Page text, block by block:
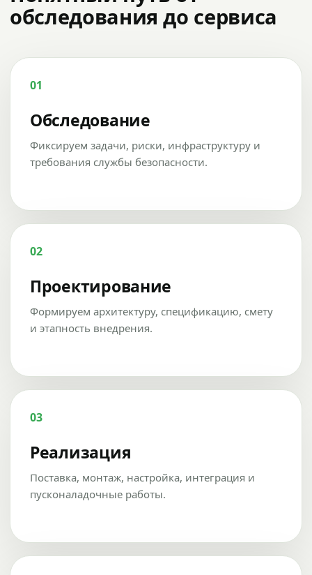
обследования до сервиса
01
Обследование
Фиксируем задачи, риски, инфраструктуру и
требования службы безопасности.
02
Проектирование
Формируем архитектуру, спецификацию, смету
и этапность внедрения.
03
Реализация
Поставка, монтаж, настройка, интеграция и
пусконаладочные работы.